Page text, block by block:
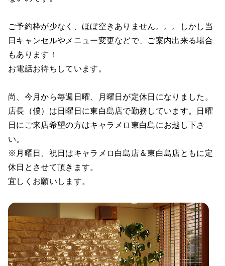
ご予約枠が少なく、ほぼ空きありません。。。しかし当
日キャンセルやメニュー変更などで、ご案内出来る場合
もあります！
お電話お待ちしています。
尚、今月から毎週日曜、月曜日が定休日になりました。
店長（僕）は日曜日に東白島店で勤務しています。日曜
日にご来店希望の方はキャラメロ東白島にお越し下さ
い。
※月曜日、祝日はキャラメロ白島店＆東白島店ともに定
休日とさせて頂きます。
宜しくお願いします。